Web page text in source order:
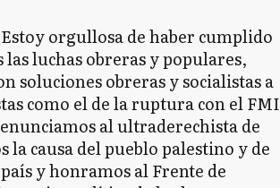
orgullosa de haber cumplido
luchas obreras y populares,
soluciones obreras y socialistas a
como el de la ruptura con el FMI
al ultraderechista de
la causa del pueblo palestino y de
y honramos al Frente de